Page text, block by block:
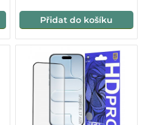
Přidat do košíku